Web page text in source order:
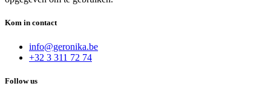
Kom in contact
info@geronika.be
+32 3 311 72 74
Follow us